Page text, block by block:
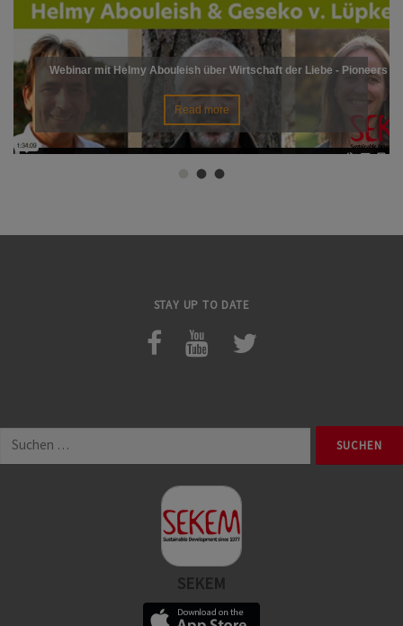
Webinar mit Helmy Abouleish über Wirtschaft der Liebe - Pioneers of
Read more
STAY UP TO DATE
Suchen
nach:
SEKEM